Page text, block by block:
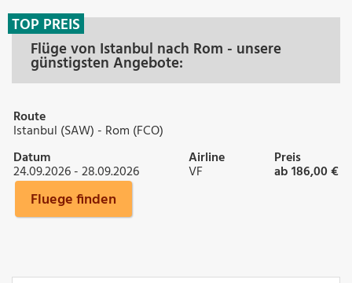
Flüge von Istanbul nach Rom - unsere
günstigsten Angebote:
TOP PREIS
Route
Istanbul (SAW) - Rom (FCO)
Datum
24.09.2026 - 28.09.2026
Airline
VF
Preis
ab 186,00 €
Fluege finden